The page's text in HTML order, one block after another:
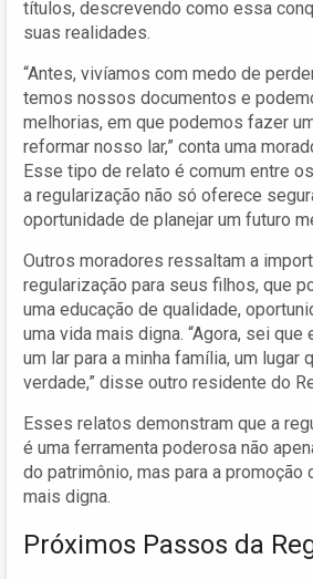
títulos, descrevendo como essa
suas realidades.
“Antes, vivíamos com medo de
temos nossos documentos e
melhorias, em que podemos fazer
reformar nosso lar,” conta uma
Esse tipo de relato é comum entre
a regularização não só oferece
oportunidade de planejar um futuro
Outros moradores ressaltam a
regularização para seus filhos, que
uma educação de qualidade,
uma vida mais digna. “Agora, sei
um lar para a minha família, um lugar
verdade,” disse outro residente do
Esses relatos demonstram que a
é uma ferramenta poderosa não
do patrimônio, mas para a promoção
mais digna.
Próximos Passos da